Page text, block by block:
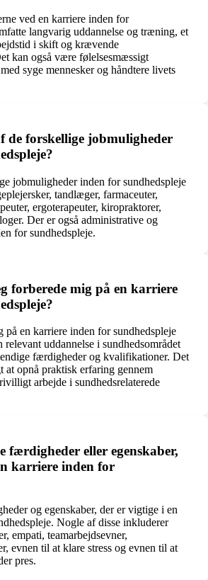
ved en karriere inden for
langvarig uddannelse og træning, et
i skift og krævende
kan også være følelsesmæssigt
syge mennesker og håndtere livets
de forskellige jobmuligheder
jobmuligheder inden for sundhedspleje
tandlæger, farmaceuter,
ergoterapeuter, kiropraktorer,
Der er også administrative og
for sundhedspleje.
forberede mig på en karriere
på en karriere inden for sundhedspleje
relevant uddannelse i sundhedsområdet
færdigheder og kvalifikationer. Det
at opnå praktisk erfaring gennem
arbejde i sundhedsrelaterede
færdigheder eller egenskaber,
karriere inden for
og egenskaber, der er vigtige i en
Nogle af disse inkluderer
empati, teamarbejdsevner,
evnen til at klare stress og evnen til at
pres.